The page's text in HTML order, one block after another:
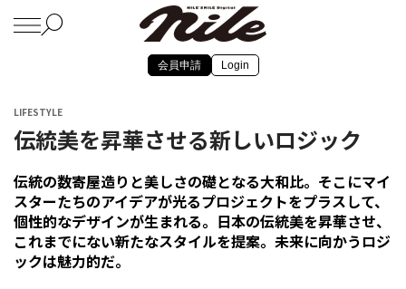
会員申請 Login
LIFESTYLE
伝統美を昇華させる新しいロジック
伝統の数寄屋造りと美しさの礎となる大和比。そこにマイ
スターたちのアイデアが光るプロジェクトをプラスして、
個性的なデザインが生まれる。日本の伝統美を昇華させ、
これまでにない新たなスタイルを提案。未来に向かうロジ
ックは魅力的だ。